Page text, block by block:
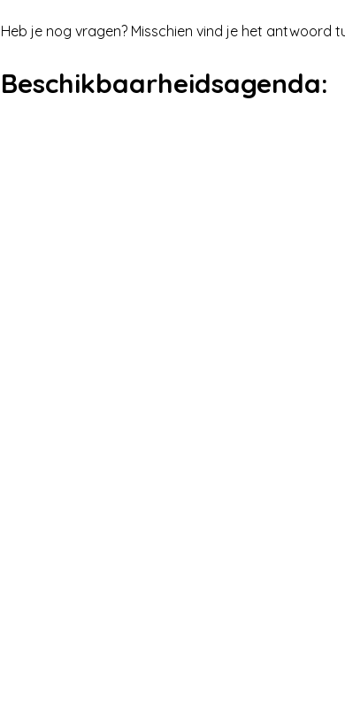
Heb je nog vragen? Misschien vind je het antwoord
Beschikbaarheidsagenda: